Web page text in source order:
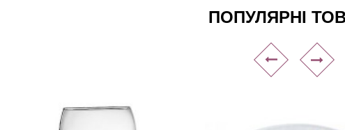
ПОПУЛЯРНІ